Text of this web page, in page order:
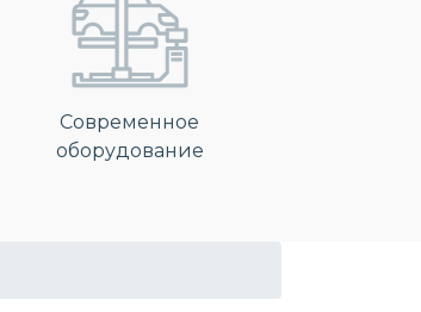
Современное
оборудование